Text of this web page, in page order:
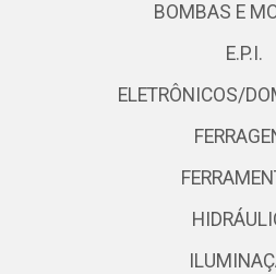
BOMBAS E
E.P.I.
ELETRÔNICOS/